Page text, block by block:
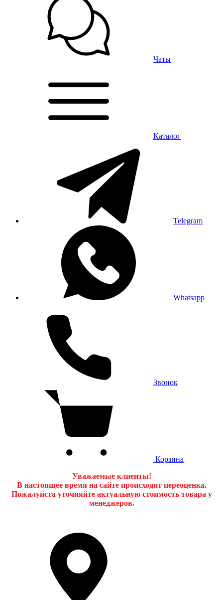
Чаты
Каталог
Telegram
Whatsapp
Звонок
Корзина
Уважаемые клиенты!
В настоящее время на сайте происходит переоценка.
Пожалуйста уточняйте актуальную стоимость товара у
менеджеров.